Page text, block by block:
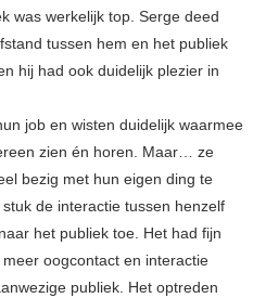
was werkelijk top. Serge deed
tussen hem en het publiek
hij had ook duidelijk plezier in
job en wisten duidelijk waarmee
zien én horen. Maar… ze
bezig met hun eigen ding te
de interactie tussen henzelf
het publiek toe. Het had fijn
oogcontact en interactie
publiek. Het optreden